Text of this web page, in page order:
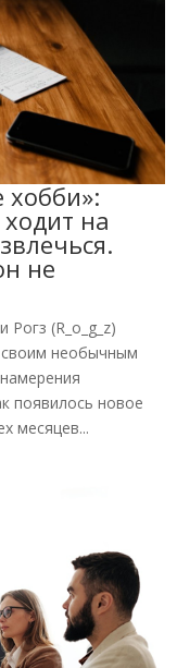
хобби»:
на
не
(R_o_g_z)
своим необычным
появилось новое
месяцев...